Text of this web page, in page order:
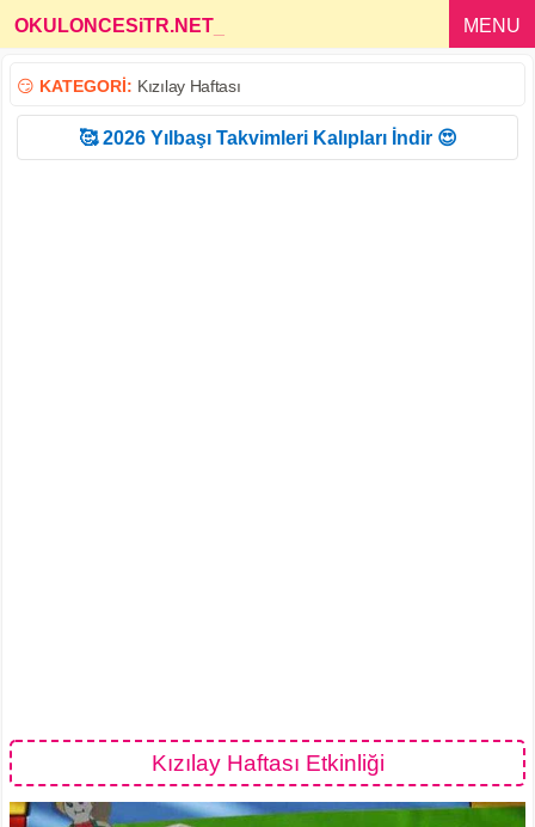
OKULONCESiTR.NET MENU
😏 KATEGORİ: Kızılay Haftası
🥰 2026 Yılbaşı Takvimleri Kalıpları İndir 😍
Kızılay Haftası Etkinliği